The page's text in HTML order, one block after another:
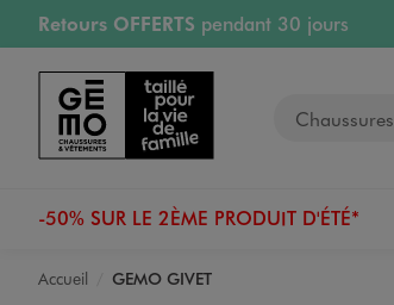
Aller au contenu principal
Aller à la navigation
Retours OFFERTS pendant 30 jours
PAYEZ EN 3x SANS FRAISdès 50€
RÉSERVATION GRATUITE
RETRAIT ET LIVRAISON OFFERTE
-50% SUR LE 2ÈME PRODUIT D'ÉTÉ*
Accueil GEMO GIVET